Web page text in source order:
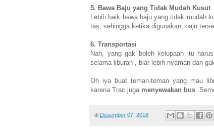
5. Bawa Baju yang Tidak Mudah Kusut
Lebih baik bawa baju yang tidak mudah
tas, sehingga ketika digunakan, baju
6. Transportasi
Nah, yang gak boleh kelupaan itu
selama liburan , biar lebih nyaman dan
Oh iya buat teman-teman yang mau
karena Trac juga menyewakan bus.
di Desember 07, 2018